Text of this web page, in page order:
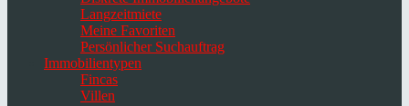
Langzeitmiete
Meine Favoriten
Persönlicher Suchauftrag
Immobilientypen
Fincas
Villen